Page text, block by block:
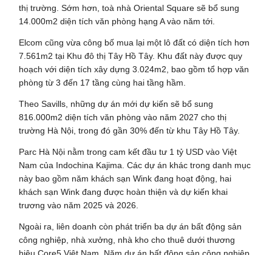
thị trường. Sớm hơn, toà nhà Oriental Square sẽ bổ sung
14.000m2 diện tích văn phòng hạng A vào năm tới.
Elcom cũng vừa công bố mua lại một lô đất có diện tích hơn
7.561m2 tại Khu đô thị Tây Hồ Tây. Khu đất này được quy
hoạch với diện tích xây dựng 3.024m2, bao gồm tổ hợp văn
phòng từ 3 đến 17 tầng cùng hai tầng hầm.
Theo Savills, những dự án mới dự kiến sẽ bổ sung
816.000m2 diện tích văn phòng vào năm 2027 cho thị
trường Hà Nội, trong đó gần 30% đến từ khu Tây Hồ Tây.
Parc Hà Nội nằm trong cam kết đầu tư 1 tỷ USD vào Việt
Nam của Indochina Kajima. Các dự án khác trong danh mục
này bao gồm năm khách sạn Wink đang hoạt động, hai
khách sạn Wink đang được hoàn thiện và dự kiến khai
trương vào năm 2025 và 2026.
Ngoài ra, liên doanh còn phát triển ba dự án bất động sản
công nghiệp, nhà xưởng, nhà kho cho thuê dưới thương
hiệu Core5 Việt Nam. Năm dự án bất động sản công nghiệp